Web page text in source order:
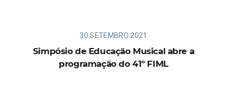
30 SETEMBRO 2021
Simpósio de Educação Musical abre a
programação do 41º FIML